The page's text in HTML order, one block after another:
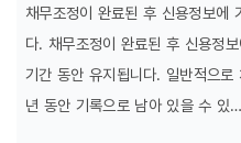
채무조정이 완료된 후 신용정보에
다. 채무조정이 완료된 후 신용정
기간 동안 유지됩니다. 일반적으
년 동안 기록으로 남아 있을 수